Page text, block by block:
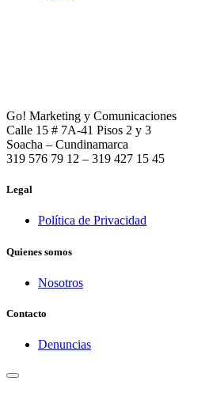
Go! Marketing y Comunicaciones
Calle 15 # 7A-41 Pisos 2 y 3
Soacha – Cundinamarca
319 576 79 12 – 319 427 15 45
Legal
Política de Privacidad
Quienes somos
Nosotros
Contacto
Denuncias